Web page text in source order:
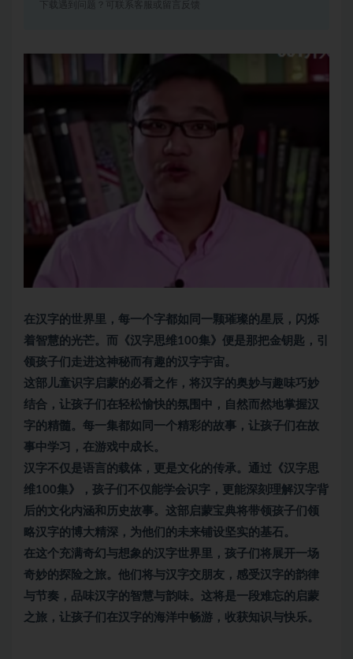
下载遇到问题？可联系客服或留言反馈
在汉字的世界里，每一个字都如同一颗璀璨的星辰，闪烁
着智慧的光芒。而《汉字思维100集》便是那把金钥匙，引
领孩子们走进这神秘而有趣的汉字宇宙。
这部儿童识字启蒙的必看之作，将汉字的奥妙与趣味巧妙
结合，让孩子们在轻松愉快的氛围中，自然而然地掌握汉
字的精髓。每一集都如同一个精彩的故事，让孩子们在故
事中学习，在游戏中成长。
汉字不仅是语言的载体，更是文化的传承。通过《汉字思
维100集》，孩子们不仅能学会识字，更能深刻理解汉字背
后的文化内涵和历史故事。这部启蒙宝典将带领孩子们领
略汉字的博大精深，为他们的未来铺设坚实的基石。
在这个充满奇幻与想象的汉字世界里，孩子们将展开一场
奇妙的探险之旅。他们将与汉字交朋友，感受汉字的韵律
与节奏，品味汉字的智慧与韵味。这将是一段难忘的启蒙
之旅，让孩子们在汉字的海洋中畅游，收获知识与快乐。